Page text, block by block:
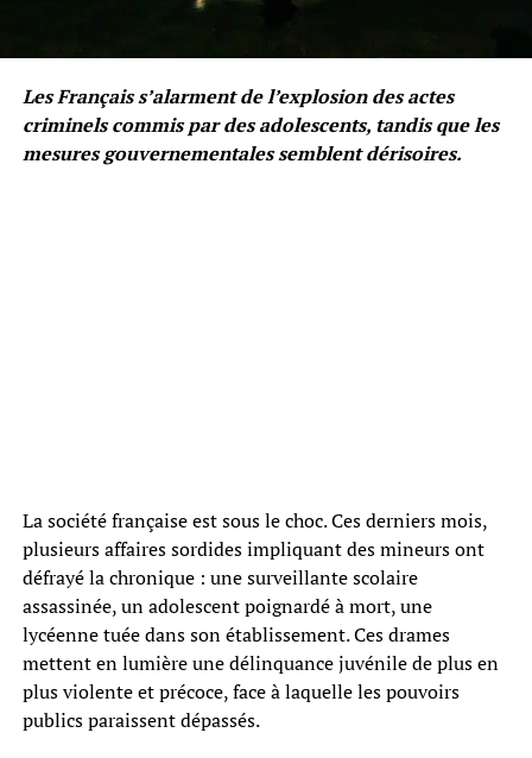
Les Français s’alarment de l’explosion des actes
criminels commis par des adolescents, tandis que les
mesures gouvernementales semblent dérisoires.
La société française est sous le choc. Ces derniers mois,
plusieurs affaires sordides impliquant des mineurs ont
défrayé la chronique : une surveillante scolaire
assassinée, un adolescent poignardé à mort, une
lycéenne tuée dans son établissement. Ces drames
mettent en lumière une délinquance juvénile de plus en
plus violente et précoce, face à laquelle les pouvoirs
publics paraissent dépassés.